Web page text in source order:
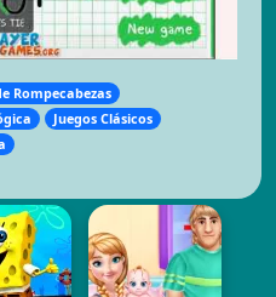
Rompecabezas
Juegos Clásicos